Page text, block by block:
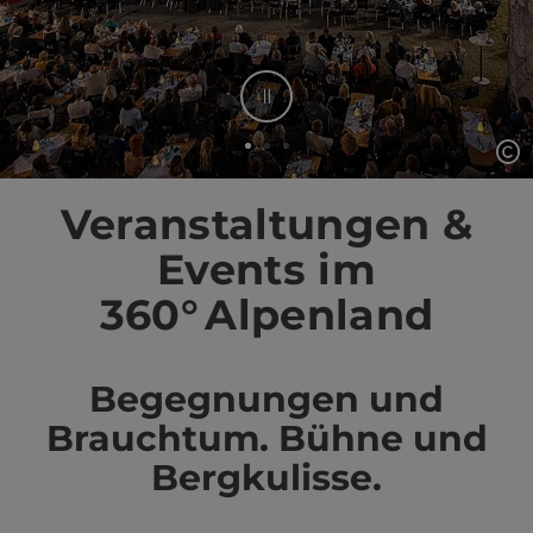
Copyright öffnen
Stop
Veranstaltungen &
Events im
360° Alpenland
Begegnungen und
Brauchtum. Bühne und
Bergkulisse.